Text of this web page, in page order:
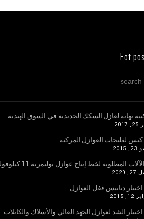
Hot
نهاية لعازل السكك الحديدية في السوق الهندية
كبس لفلنجات العوازل المركبة
المطلوبة لخط إنتاج عوازل بوليمرية 11 كيلوفولت؟
2020
اختبار دبابيس قفل العوازل
2015
اختبار الشد لعوازل الجهد العالي والأسلاك والكابلات